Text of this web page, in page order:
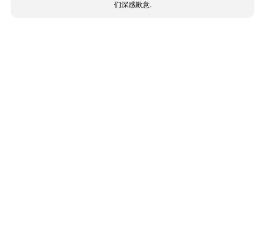
们深感歉意.